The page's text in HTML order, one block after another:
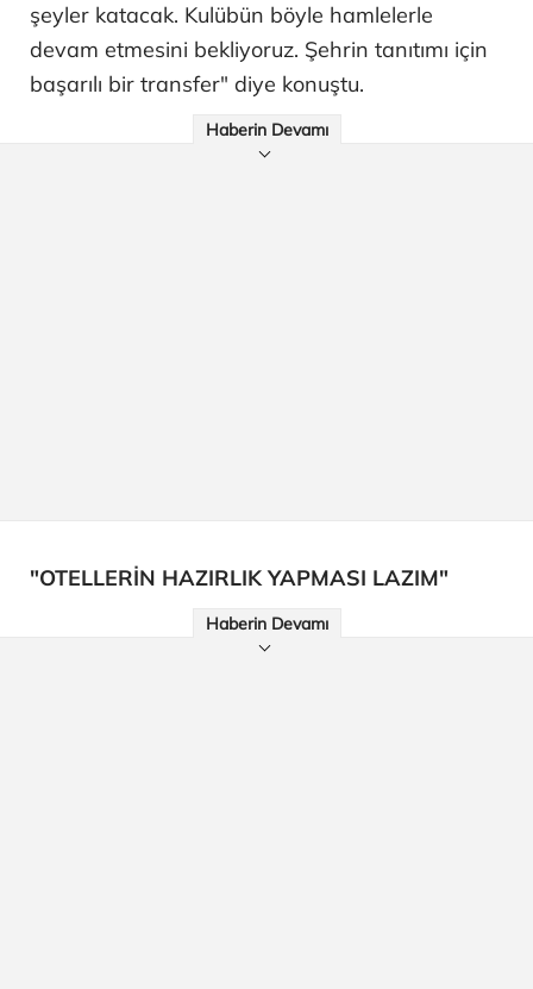
şeyler katacak. Kulübün böyle hamlelerle
devam etmesini bekliyoruz. Şehrin tanıtımı için
başarılı bir transfer" diye konuştu.
Haberin Devamı
"OTELLERİN HAZIRLIK YAPMASI LAZIM"
Haberin Devamı